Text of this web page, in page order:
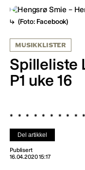
(Foto: Facebook)
MUSIKKLISTER
Spilleliste
P1 uke 16
Del artikkel
Publisert
16.04.2020 15:17